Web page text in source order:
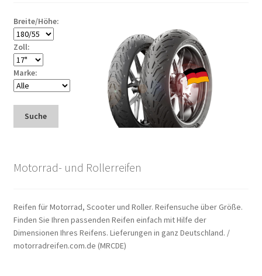
Breite/Höhe:
Zoll:
Marke:
Suche
Motorrad- und Rollerreifen
Reifen für Motorrad, Scooter und Roller. Reifensuche über Größe.
Finden Sie Ihren passenden Reifen einfach mit Hilfe der
Dimensionen Ihres Reifens. Lieferungen in ganz Deutschland. /
motorradreifen.com.de (MRCDE)